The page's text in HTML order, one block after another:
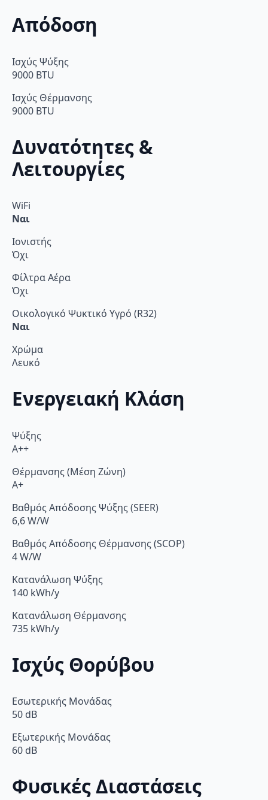
Απόδοση
Ισχύς Ψύξης
9000 BTU
Ισχύς Θέρμανσης
9000 BTU
Δυνατότητες &
Λειτουργίες
WiFi
Ναι
Ιονιστής
Όχι
Φίλτρα Αέρα
Όχι
Οικολογικό Ψυκτικό Υγρό (R32)
Ναι
Χρώμα
Λευκό
Ενεργειακή Κλάση
Ψύξης
A++
Θέρμανσης (Μέση Ζώνη)
A+
Βαθμός Απόδοσης Ψύξης (SEER)
6,6 W/W
Βαθμός Απόδοσης Θέρμανσης (SCOP)
4 W/W
Κατανάλωση Ψύξης
140 kWh/y
Κατανάλωση Θέρμανσης
735 kWh/y
Ισχύς Θορύβου
Εσωτερικής Μονάδας
50 dB
Εξωτερικής Μονάδας
60 dB
Φυσικές Διαστάσεις